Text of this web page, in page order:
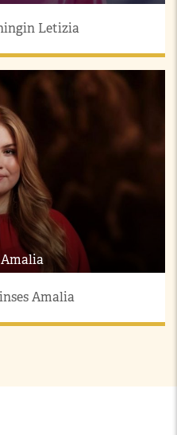
Letizia
Amalia